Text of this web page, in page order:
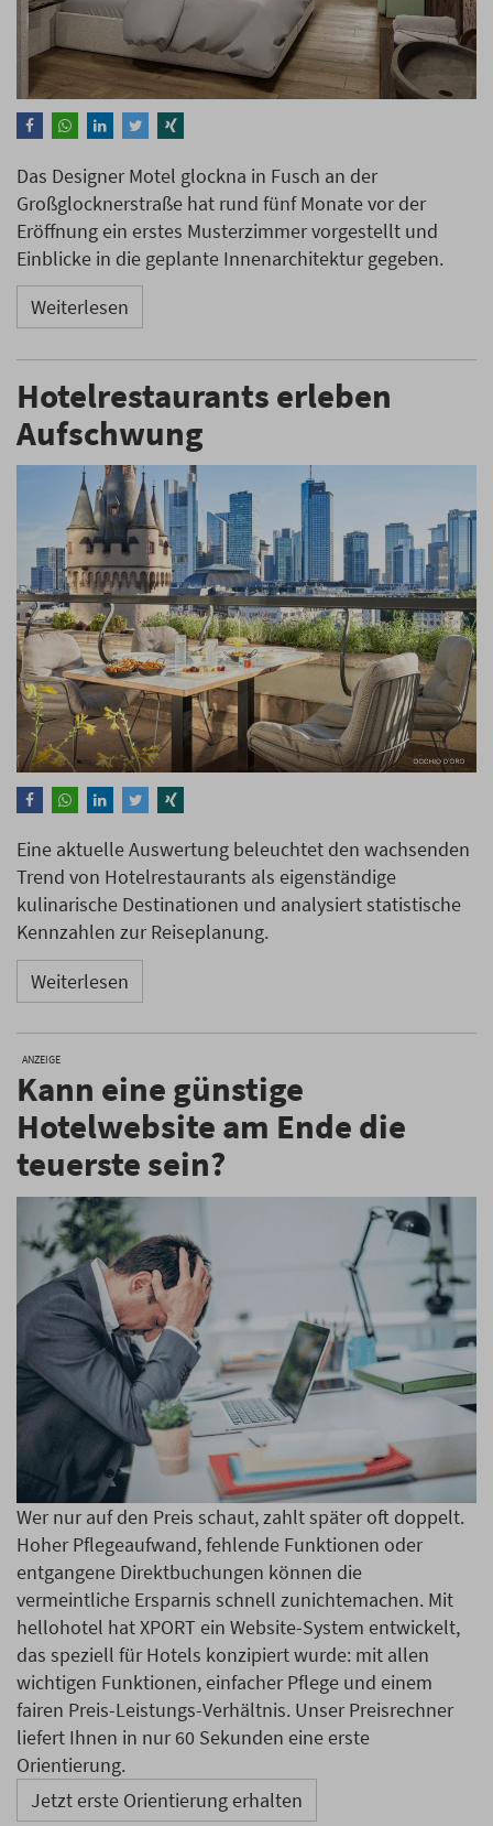
Das Designer Motel glockna in Fusch an der
Großglocknerstraße hat rund fünf Monate vor der
Eröffnung ein erstes Musterzimmer vorgestellt und
Einblicke in die geplante Innenarchitektur gegeben.
Weiterlesen
Hotelrestaurants erleben
Aufschwung
Eine aktuelle Auswertung beleuchtet den wachsenden
Trend von Hotelrestaurants als eigenständige
kulinarische Destinationen und analysiert statistische
Kennzahlen zur Reiseplanung.
Weiterlesen
ANZEIGE
Kann eine günstige
Hotelwebsite am Ende die
teuerste sein?
Wer nur auf den Preis schaut, zahlt später oft doppelt.
Hoher Pflegeaufwand, fehlende Funktionen oder
entgangene Direktbuchungen können die
vermeintliche Ersparnis schnell zunichtemachen. Mit
hellohotel hat XPORT ein Website-System entwickelt,
das speziell für Hotels konzipiert wurde: mit allen
wichtigen Funktionen, einfacher Pflege und einem
fairen Preis-Leistungs-Verhältnis. Unser Preisrechner
liefert Ihnen in nur 60 Sekunden eine erste
Orientierung.
Jetzt erste Orientierung erhalten